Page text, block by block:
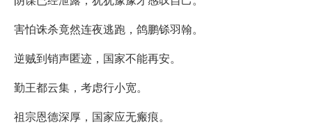
害怕诛杀竟然连夜逃跑，鸽鹏铩羽翰。
逆贼到销声匿迹，国家不能再安。
勤王都云集，考虑行小宽。
祖宗恩德深厚，国家应无瘢痕。